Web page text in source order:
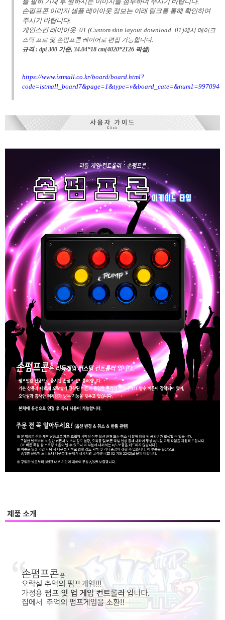
손펌프콘 이미지 샘플 레이아웃 정보는 아래 링크를 통해 확인하여
주시기 바랍니다.
개인스킨 레이아웃_01 (Custom skin layout download_01)에서 메이크
스틱 프로 및 손펌프콘 레이어로 편집 가능합니다.
규격 : dpi 300 기준, 34.04*18 cm(4020*2126 픽셀)
https://www.istmall.co.kr/board/board.html?